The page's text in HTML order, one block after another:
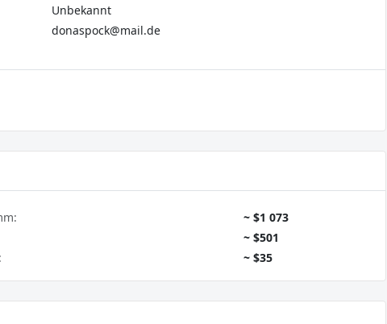
Unbekannt
donaspock@mail.de
~ $1 073
~ $501
~ $35